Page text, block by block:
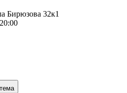
Бирюзова 32к1